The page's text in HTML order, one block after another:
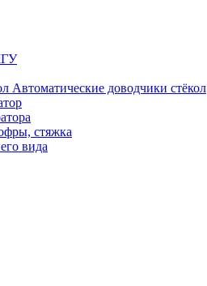
Автоматические доводчики стёкол
стяжка
вида